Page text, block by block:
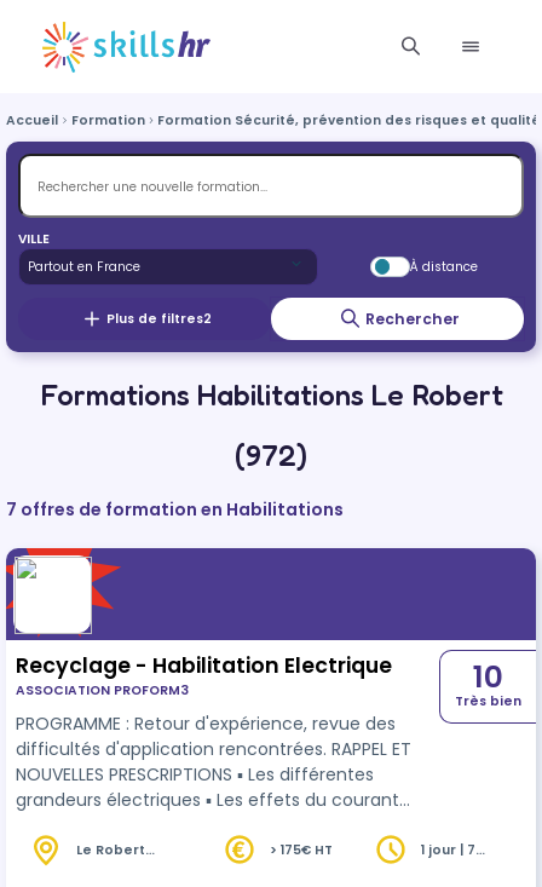
Accueil Formation Formation Sécurité, prévention des risques et qualité
VILLE
À distance
Plus de filtres2 Rechercher
Formations Habilitations Le Robert
(972)
7 offres de formation en Habilitations
Recyclage - Habilitation Electrique
ASSOCIATION PROFORM3
PROGRAMME : Retour d'expérience, revue des
difficultés d'application rencontrées. RAPPEL ET
NOUVELLES PRESCRIPTIONS ▪ Les différentes
grandeurs électriques ▪ Les effets du courant
d’électrisation, d’électrocution et de brûlures,
10
Très bien
Le Robert
> 175€ HT
1 jour | 7